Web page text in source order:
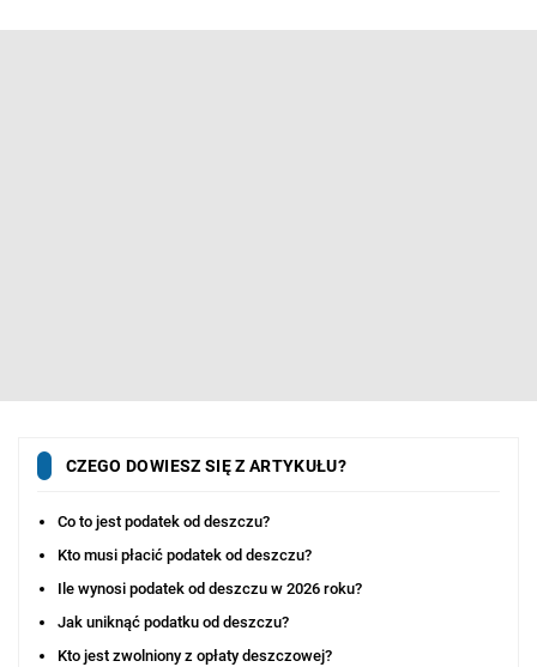
CZEGO DOWIESZ SIĘ Z ARTYKUŁU?
Co to jest podatek od deszczu?
Kto musi płacić podatek od deszczu?
Ile wynosi podatek od deszczu w 2026 roku?
Jak uniknąć podatku od deszczu?
Kto jest zwolniony z opłaty deszczowej?